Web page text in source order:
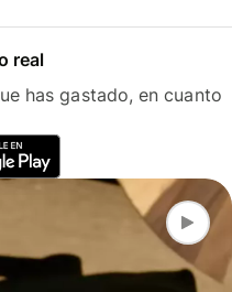
real
has gastado, en cuanto